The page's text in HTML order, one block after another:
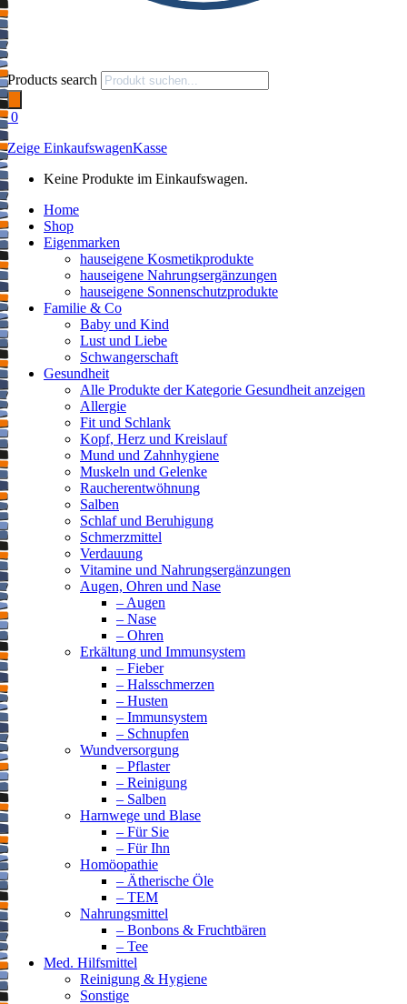
Products search
0
Zeige EinkaufswagenKasse
Keine Produkte im Einkaufswagen.
Home
Shop
Eigenmarken
hauseigene Kosmetikprodukte
hauseigene Nahrungsergänzungen
hauseigene Sonnenschutzprodukte
Familie & Co
Baby und Kind
Lust und Liebe
Schwangerschaft
Gesundheit
Alle Produkte der Kategorie Gesundheit anzeigen
Allergie
Fit und Schlank
Kopf, Herz und Kreislauf
Mund und Zahnhygiene
Muskeln und Gelenke
Raucherentwöhnung
Salben
Schlaf und Beruhigung
Schmerzmittel
Verdauung
Vitamine und Nahrungsergänzungen
Augen, Ohren und Nase
– Augen
– Nase
– Ohren
Erkältung und Immunsystem
– Fieber
– Halsschmerzen
– Husten
– Immunsystem
– Schnupfen
Wundversorgung
– Pflaster
– Reinigung
– Salben
Harnwege und Blase
– Für Sie
– Für Ihn
Homöopathie
– Ätherische Öle
– TEM
Nahrungsmittel
– Bonbons & Fruchtbären
– Tee
Med. Hilfsmittel
Reinigung & Hygiene
Sonstige